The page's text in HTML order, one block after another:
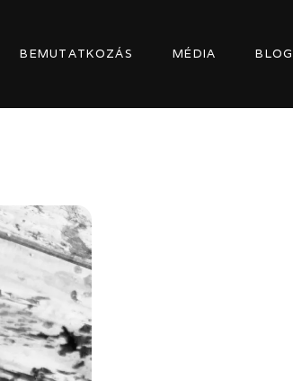
BEMUTATKOZÁS MÉDIA BLOG